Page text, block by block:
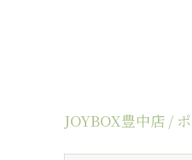
JOYBOX豊中店 /